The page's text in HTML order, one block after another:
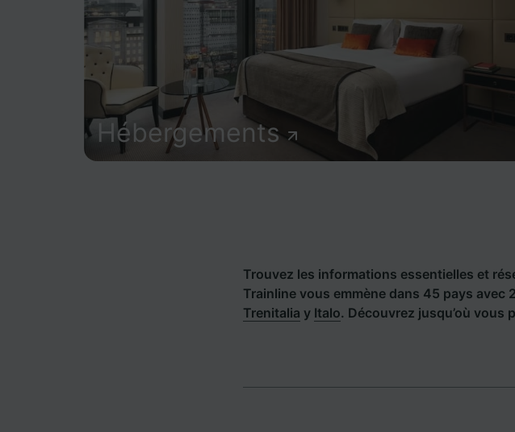
Hébergements
Trouvez les informations essentielles et
Trainline vous emmène dans 45 pays
Trenitalia y Italo. Découvrez jusqu’où vous